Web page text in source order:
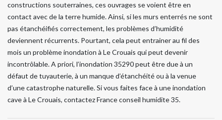
constructions souterraines, ces ouvrages se voient être en
contact avec de la terre humide. Ainsi, si les murs enterrés ne sont
pas étanchéifiés correctement, les problèmes d’humidité
deviennent récurrents. Pourtant, cela peut entrainer au fil des
mois un problème inondation à Le Crouais qui peut devenir
incontrôlable. A priori, l’inondation 35290 peut être due à un
défaut de tuyauterie, à un manque d’étanchéité ou à la venue
d’une catastrophe naturelle. Si vous faites face à une inondation
cave à Le Crouais, contactez France conseil humidite 35.